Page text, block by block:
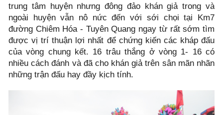
trung tâm huyện nhưng đông đảo khán giả trong và
ngoài huyện vẫn nô nức đến với sới chọi tại Km7
đường Chiêm Hóa - Tuyên Quang ngay từ rất sớm tìm
được vị trí thuận lợi nhất để chứng kiến các kháp đấu
của vòng chung kết. 16 trâu thắng ở vòng 1- 16 có
nhiều cách đánh và đã cho khán giả trên sân mãn nhãn
những trận đấu hay đầy kịch tính.